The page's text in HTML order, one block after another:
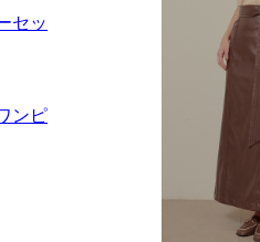
セッ
ンピ